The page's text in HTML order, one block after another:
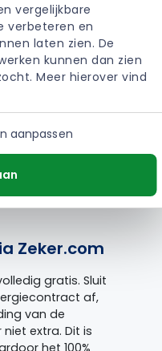
vergelijkbare
verbeteren en
laten zien. De
kunnen dan zien
Meer hierover vind
aanpassen
en duidelijke
Zeker.com
gratis. Sluit
af,
van de
extra. Dit is